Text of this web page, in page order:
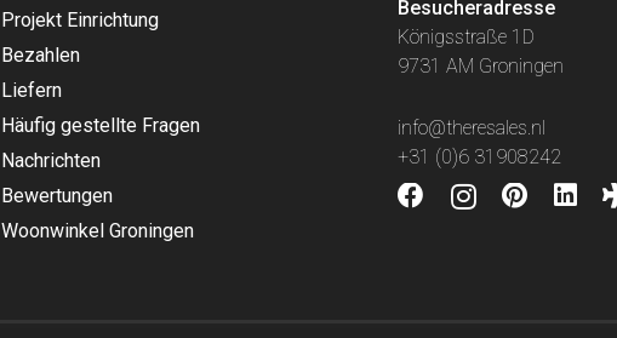
Projekt Einrichtung
Bezahlen
Liefern
Häufig gestellte Fragen
Nachrichten
Bewertungen
Woonwinkel Groningen
Besucheradresse
Königsstraße 1D
9731 AM Groningen
info@theresales.nl
+31 (0)6 31908242